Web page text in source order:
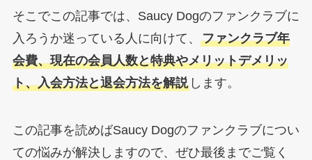
そこでこの記事では、Saucy Dogのファンクラブに
入ろうか迷っている人に向けて、 ファンクラブ年
会費、現在の会員人数と特典やメリットデメリッ
ト、入会方法と退会方法を解説します。
この記事を読めばSaucy Dogのファンクラブについ
ての悩みが解決しますので、ぜひ最後までご覧く